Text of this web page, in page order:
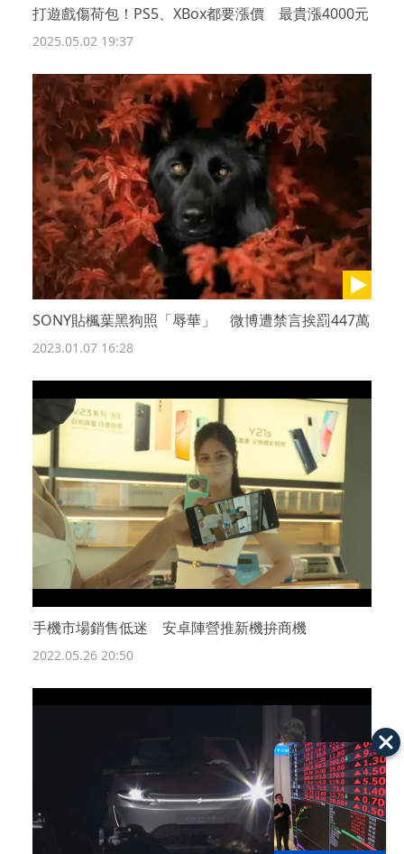
打遊戲傷荷包！PS5、XBox都要漲價 最貴漲4000元
2025.05.02 19:37
SONY貼楓葉黑狗照「辱華」 微博遭禁言挨罰447萬
2023.01.07 16:28
手機市場銷售低迷 安卓陣營推新機拚商機
2022.05.26 20:50